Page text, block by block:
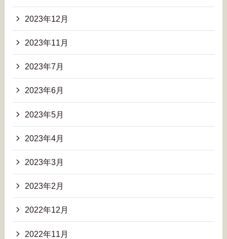
2023年12月
2023年11月
2023年7月
2023年6月
2023年5月
2023年4月
2023年3月
2023年2月
2022年12月
2022年11月